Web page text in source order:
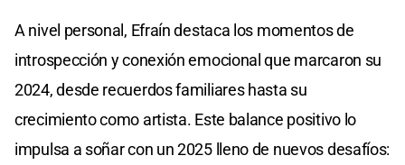
A nivel personal, Efraín destaca los momentos de
introspección y conexión emocional que marcaron su
2024, desde recuerdos familiares hasta su
crecimiento como artista. Este balance positivo lo
impulsa a soñar con un 2025 lleno de nuevos desafíos: